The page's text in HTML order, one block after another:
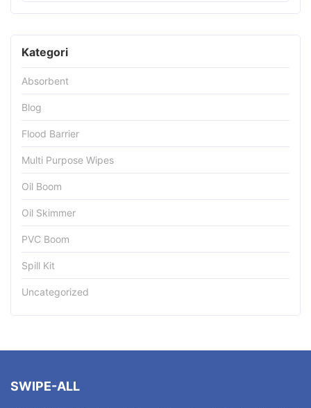
Kategori
Absorbent
Blog
Flood Barrier
Multi Purpose Wipes
Oil Boom
Oil Skimmer
PVC Boom
Spill Kit
Uncategorized
SWIPE-ALL